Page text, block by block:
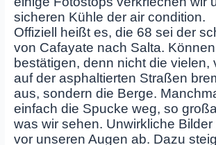
sicheren Kühle der air condition.
Offiziell heißt es, die 68 sei der
von Cafayate nach Salta.
bestätigen, denn nicht die vielen,
auf der asphaltierten Straßen
aus, sondern die Berge.
einfach die Spucke weg, so
was wir sehen. Unwirkliche
vor unseren Augen ab. Dazu